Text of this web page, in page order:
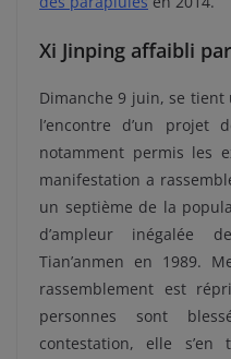
Xi Jinping affaibli
Dimanche 9 juin, se
l’encontre d’un projet
notamment permis les
manifestation a
un septième de la
d’ampleur inégalée
Tian’anmen en 1989.
rassemblement est
personnes sont
contestation, elle s’en